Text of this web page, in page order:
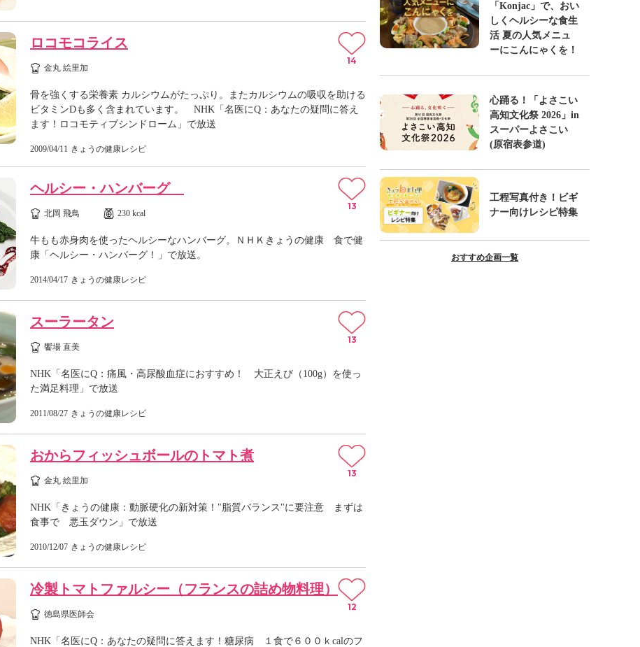
ロコモコライス
金丸 絵里加
骨を強くする栄養素 カルシウムがたっぷり。またカルシウムの吸収を助ける
ビタミンDも多く含まれています。 NHK「名医にQ：あなたの疑問に答え
ます！ロコモティブシンドローム」で放送
2009/04/11 きょうの健康レシピ
14
ヘルシー・ハンバーグ
北岡 飛鳥 230 kcal
牛もも赤身肉を使ったヘルシーなハンバーグ。ＮＨＫきょうの健康 食で健
康「ヘルシー・ハンバーグ！」で放送。
2014/04/17 きょうの健康レシピ
13
スーラータン
饗場 直美
NHK「名医にQ：痛風・高尿酸血症におすすめ！ 大正えび（100g）を使っ
た満足料理」で放送
2011/08/27 きょうの健康レシピ
13
おからフィッシュボールのトマト煮
金丸 絵里加
NHK「きょうの健康：動脈硬化の新対策！"脂質バランス"に要注意 まずは
食事で 悪玉ダウン」で放送
2010/12/07 きょうの健康レシピ
13
冷製トマトファルシー（フランスの詰め物料理）
徳島県医師会
NHK「名医にQ：あなたの疑問に答えます！糖尿病 １食で６００ｋcalのフ
12
「Konjac」で、おい
しくヘルシーな食生
活 夏の人気メニュ
ーにこんにゃくを！
心踊る！「よさこい
高知文化祭 2026」in
スーパーよさこい
(原宿表参道)
工程写真付き！ビギ
ナー向けレシピ特集
おすすめ企画一覧